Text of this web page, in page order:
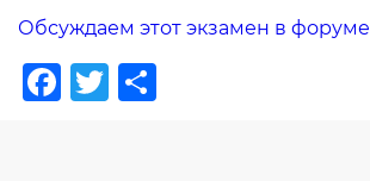
Обсуждаем этот экзамен в форуме
Facebook
Twitter